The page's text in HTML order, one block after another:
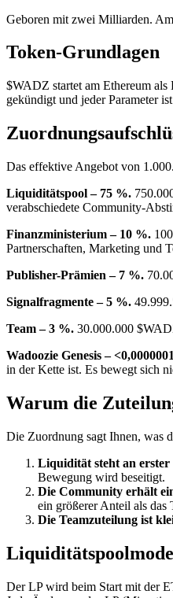
Geboren mit zwei Milliarden.
Token-Grundlagen
$WADZ startet am Ethereum
gekündigt und jeder Parameter
Das effektive Angebot von
Liquiditätspool – 75 %.
verabschiedete Community-
Finanzministerium – 10 %.
Partnerschaften, Marketing und
Publisher-Prämien – 7 %.
Signalfragmente – 5 %.
Team – 3 %. 30.000.000
Wadoozie Genesis –
in der Kette ist. Es bewegt sich
Warum die
Die Zuordnung sagt Ihnen, was
Liquidität steht an erster
Bewegung wird beseitigt.
Die Community erhält
ein größerer Anteil als das
Die Teamzuteilung ist
Der LP wird beim Start mit der